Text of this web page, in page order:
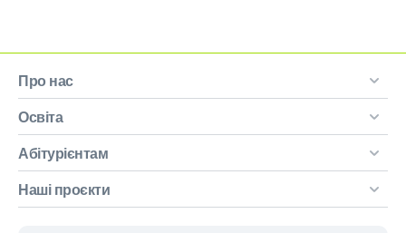
Про нас
Освіта
Абітурієнтам
Наші проєкти